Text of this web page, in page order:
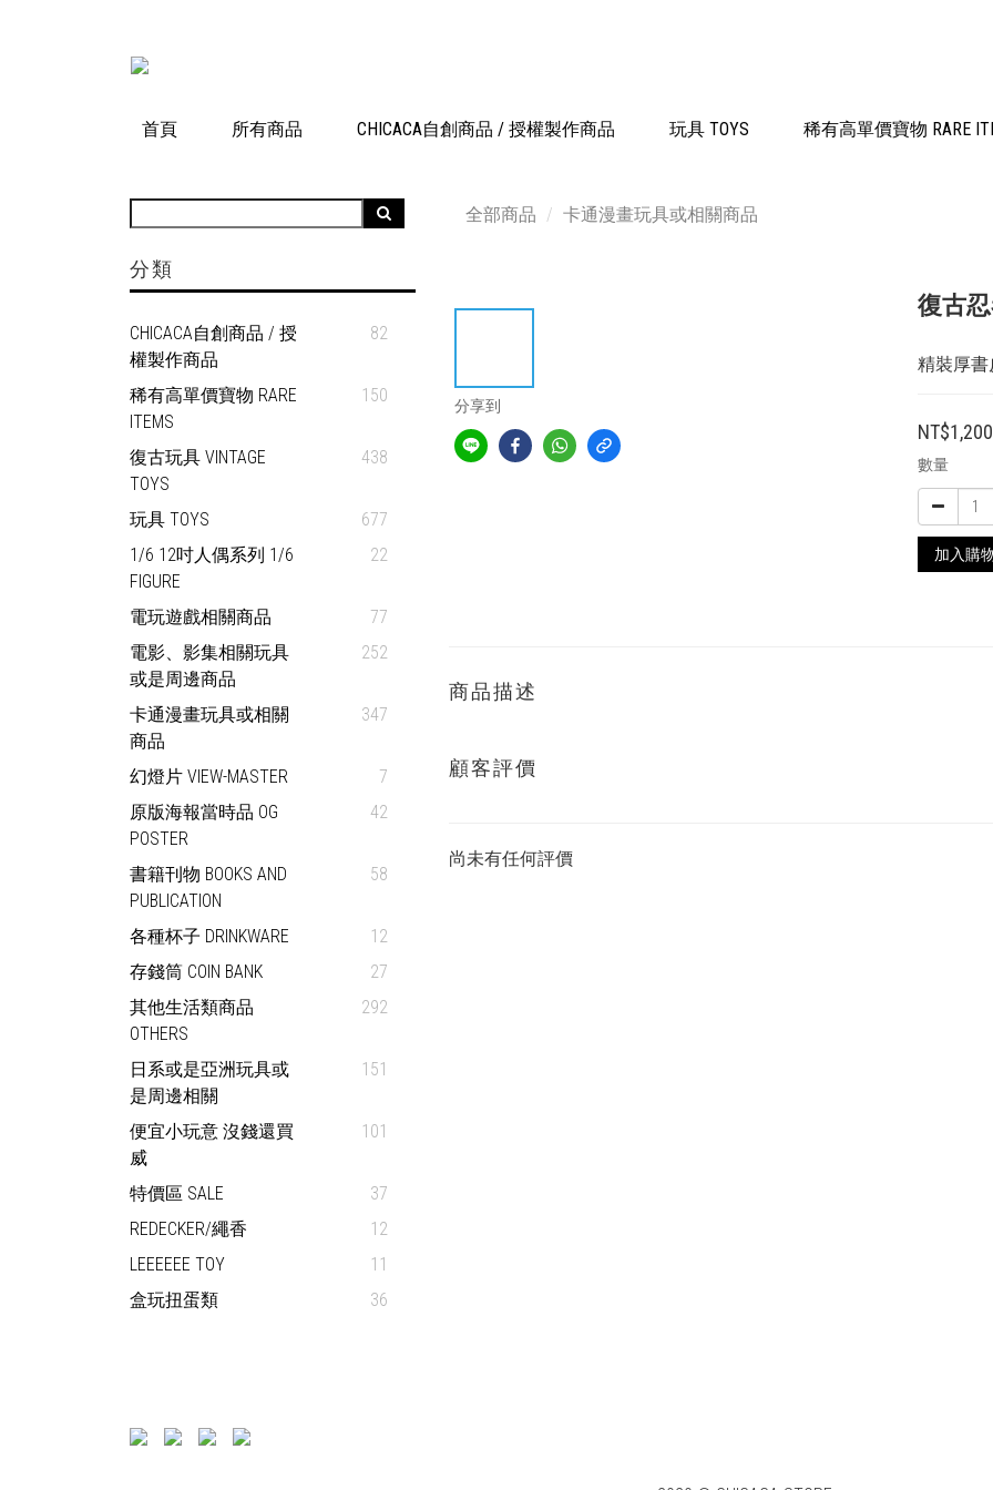
首頁 所有商品 CHICACA自創商品 / 授權製作商品 玩具 TOYS 稀有高單價寶物 RARE
分類
CHICACA自創商品 / 授
權製作商品
82
稀有高單價寶物 RARE
ITEMS
150
復古玩具 VINTAGE
TOYS
438
玩具 TOYS
677
1/6 12吋人偶系列 1/6
FIGURE
22
電玩遊戲相關商品
77
電影、影集相關玩具
或是周邊商品
252
卡通漫畫玩具或相關
商品
347
幻燈片 VIEW-MASTER
7
原版海報當時品 OG
POSTER
42
書籍刊物 BOOKS AND
PUBLICATION
58
各種杯子 DRINKWARE
12
存錢筒 COIN BANK
27
其他生活類商品
OTHERS
292
日系或是亞洲玩具或
是周邊相關
151
便宜小玩意 沒錢還買
威
101
特價區 SALE
37
REDECKER/繩香
12
LEEEEEE TOY
11
盒玩扭蛋類
36
全部商品 卡通漫畫玩具或相關商品
分享到
復古
精裝厚書
NT$1,200
數量
加入購
商品描述
顧客評價
尚未有任何評價